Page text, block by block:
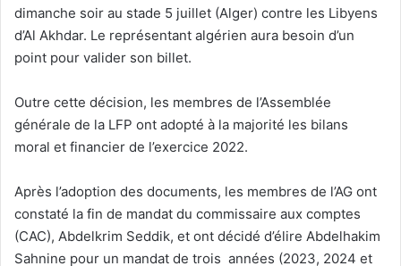
dimanche soir au stade 5 juillet (Alger) contre les Libyens
d’Al Akhdar. Le représentant algérien aura besoin d’un
point pour valider son billet.
Outre cette décision, les membres de l’Assemblée
générale de la LFP ont adopté à la majorité les bilans
moral et financier de l’exercice 2022.
Après l’adoption des documents, les membres de l’AG ont
constaté la fin de mandat du commissaire aux comptes
(CAC), Abdelkrim Seddik, et ont décidé d’élire Abdelhakim
Sahnine pour un mandat de trois années (2023, 2024 et